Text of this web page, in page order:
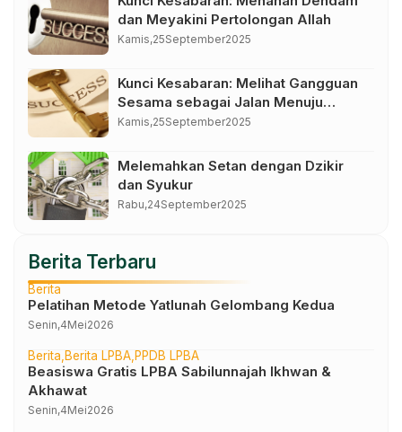
dan Meyakini Pertolongan Allah
Kamis,25September2025
Kunci Kesabaran: Melihat Gangguan
Sesama sebagai Jalan Menuju
Kemuliaan
Kamis,25September2025
Melemahkan Setan dengan Dzikir
dan Syukur
Rabu,24September2025
Berita Terbaru
Berita
Pelatihan Metode Yatlunah Gelombang Kedua
Senin,4Mei2026
Berita Berita LPBA PPDB LPBA
Beasiswa Gratis LPBA Sabilunnajah Ikhwan &
Akhawat
Senin,4Mei2026